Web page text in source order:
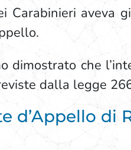
Carabinieri aveva
dimostrato che
dalla legge
d’Appello di